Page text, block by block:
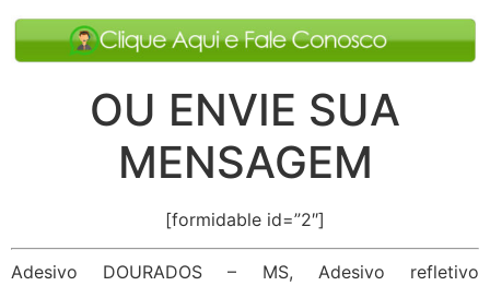
OU ENVIE SUA
MENSAGEM
[formidable id=”2″]
Adesivo DOURADOS – MS, Adesivo refletivo